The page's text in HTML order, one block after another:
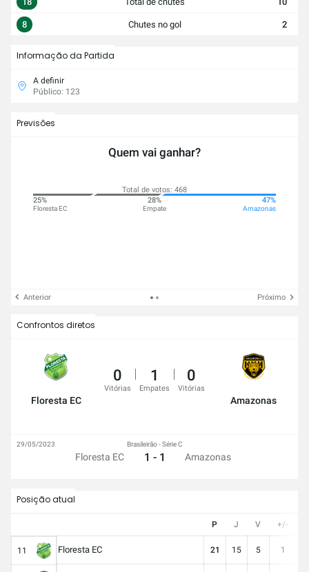
8 Chutes no gol 2
Posição atual
P J V +/-
11 Floresta EC 21 15 5 1
Informação da Partida
A definir
Público: 123
Previsões
Quem vai ganhar?
Total de votos: 468
25%
Floresta EC
28%
Empate
47%
Amazonas
Anterior Próximo
Confrontos diretos
Floresta EC
0
Vitórias
1
Empates
0
Vitórias
Amazonas
Floresta EC
Brasileirão - Série C
1 - 1 Amazonas
29/05/2023